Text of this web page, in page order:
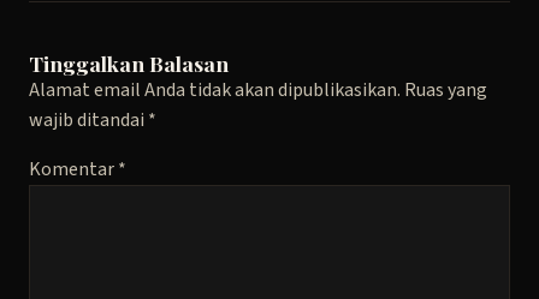
Tinggalkan Balasan
Alamat email Anda tidak akan dipublikasikan. Ruas yang
wajib ditandai *
Komentar*